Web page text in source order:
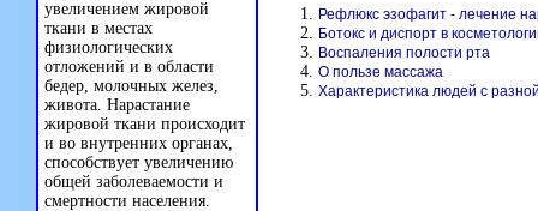
Рефлюкс эзофагит - лечение
Ботокс и диспорт в
Воспаления полости рта
О пользе массажа
Характеристика людей с
увеличением жировой
ткани в местах
физиологических
отложений и в области
бедер, молочных желез,
живота. Нарастание
жировой ткани происходит
и во внутренних органах,
способствует увеличению
общей заболеваемости и
смертности населения.